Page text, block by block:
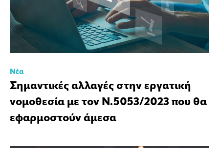
Νέα
Σημαντικές αλλαγές στην εργατική
νομοθεσία με τον Ν.5053/2023 που θα
εφαρμοστούν άμεσα